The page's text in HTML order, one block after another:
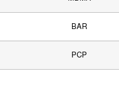
BAR
PCP